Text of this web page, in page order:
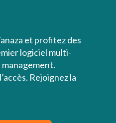
et profitez des
logiciel multi-
Rejoignez la